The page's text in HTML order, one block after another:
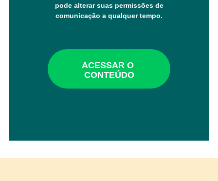
pode alterar suas permissões de
comunicação a qualquer tempo.